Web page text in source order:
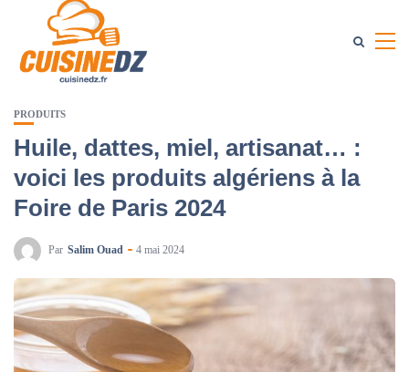
PRODUITS
Huile, dattes, miel, artisanat… :
voici les produits algériens à la
Foire de Paris 2024
Par Salim Ouad 4 mai 2024